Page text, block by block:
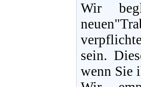
Wir
sein.
wenn Sie